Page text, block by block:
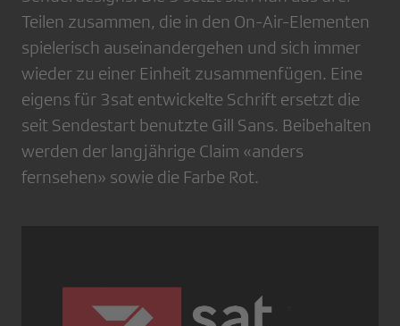
Teilen zusammen, die in den On-Air-Elementen
spielerisch auseinandergehen und sich immer
wieder zu einer Einheit zusammenfügen. Eine
eigens für 3sat entwickelte Schrift ersetzt die
seit Sendestart benutzte Gill Sans. Beibehalten
werden der langjährige Claim «anders
fernsehen» sowie die Farbe Rot.